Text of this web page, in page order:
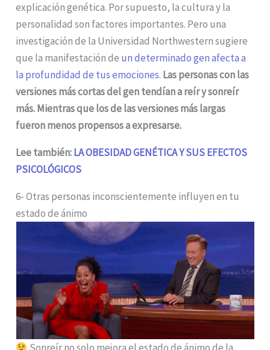
explicación genética. Por supuesto, la cultura y la
personalidad son factores importantes. Pero una
investigación de la Universidad Northwestern sugiere
que la manifestación de un determinado gen afecta a
la profundidad de tus emociones. Las personas con las
versiones más cortas del gen tendían a reír y sonreír
más.Mientras que los de las versiones más largas
fueron menos propensos a expresarse.
Lee también:LA OBESIDAD GENÉTICA Y SUS EFECTOS
PSICOLÓGICOS
6- Otras personas inconscientemente influyen en tu
estado de ánimo